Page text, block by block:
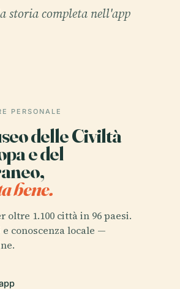
storia completa nell'app
PERSONALE
delle Civiltà
e del
bene.
oltre 1.100 città in 96 paesi.
conoscenza locale —